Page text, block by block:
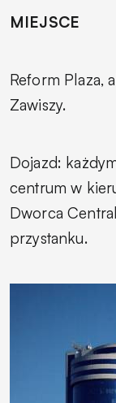
MIEJSCE
Reform Plaza,
Zawiszy.
Dojazd:
centrum w
Dworca
przystanku.